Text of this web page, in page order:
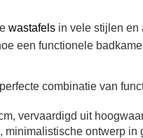
wastafels in vele stijlen en
een functionele
combinatie van
, vervaardigd uit
minimalistische ontwerp